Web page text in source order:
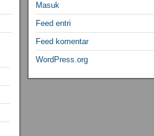
Masuk
Feed entri
Feed komentar
WordPress.org